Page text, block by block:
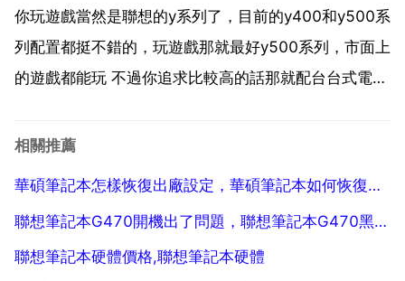
備份到其他盤中，以防一鍵恢復後重要資料丟失，...
你玩遊戲當然是聯想的y系列了，目前的y400和y500系
列配置都挺不錯的，玩遊戲那就最好y500系列，市面上
的遊戲都能玩 不過你追求比較高的話那就配台台式電腦
四個物理核心，虛擬八核，也就是說是四核八執行緒，
相關推薦
華碩筆記本怎樣恢復出廠設定，華碩筆記本如何恢復出廠設定
聯想筆記本G470開機出了問題，聯想筆記本G470黑屏問題
聯想筆記本硬體價格,聯想筆記本硬體